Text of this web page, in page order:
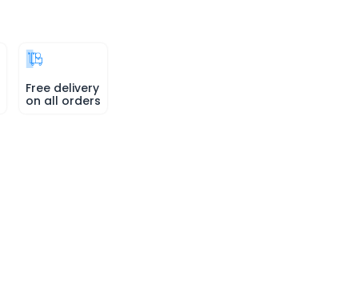
Free delivery
on all orders